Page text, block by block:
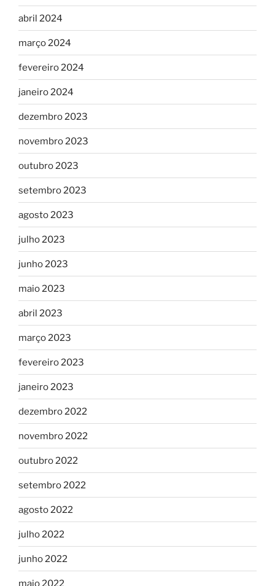
abril 2024
março 2024
fevereiro 2024
janeiro 2024
dezembro 2023
novembro 2023
outubro 2023
setembro 2023
agosto 2023
julho 2023
junho 2023
maio 2023
abril 2023
março 2023
fevereiro 2023
janeiro 2023
dezembro 2022
novembro 2022
outubro 2022
setembro 2022
agosto 2022
julho 2022
junho 2022
maio 2022